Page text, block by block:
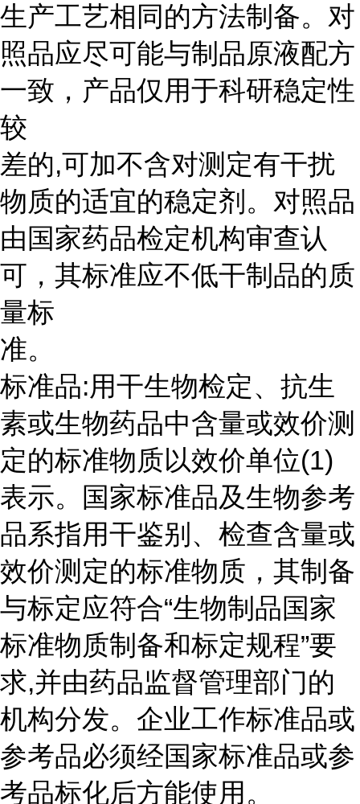
生产工艺相同的方法制备。对
照品应尽可能与制品原液配方
一致，产品仅用于科研稳定性
较
差的,可加不含对测定有干扰
物质的适宜的稳定剂。对照品
由国家药品检定机构审查认
可，其标准应不低干制品的质
量标
准。
标准品:用干生物检定、抗生
素或生物药品中含量或效价测
定的标准物质以效价单位(1)
表示。国家标准品及生物参考
品系指用干鉴别、检查含量或
效价测定的标准物质，其制备
与标定应符合“生物制品国家
标准物质制备和标定规程”要
求,并由药品监督管理部门的
机构分发。企业工作标准品或
参考品必须经国家标准品或参
考品标化后方能使用。